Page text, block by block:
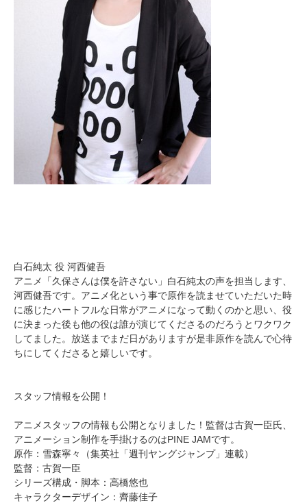
白石純太 役 河西健吾
アニメ「久保さんは僕を許さない」白石純太の声を担当します、
河西健吾です。アニメ化という事で原作を読ませていただいた時
に感じたハートフルな日常がアニメになって動くのかと思い、役
に決まった後も他の役は誰が演じてくださるのだろうとワクワク
してました。放送までまだ日がありますが是非原作を読んで心待
ちにしてくださると嬉しいです。
スタッフ情報を公開！
アニメスタッフの情報も公開となりました！監督は古賀一臣氏、
アニメーション制作を手掛けるのはPINE JAMです。
原作：雪森寧々（集英社「週刊ヤングジャンプ」連載）
監督：古賀一臣
シリーズ構成・脚本：高橋悠也
キャラクターデザイン：齊藤佳子